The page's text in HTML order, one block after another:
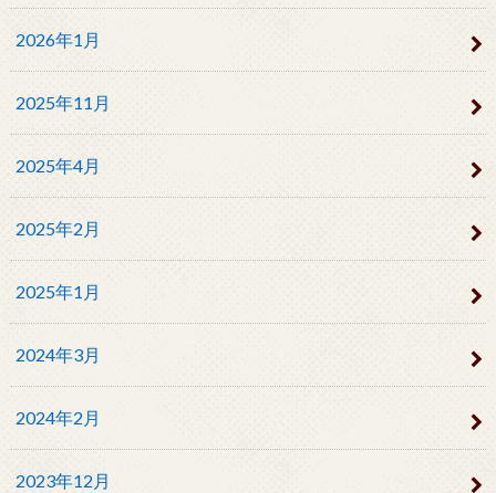
2026年1月
2025年11月
2025年4月
2025年2月
2025年1月
2024年3月
2024年2月
2023年12月